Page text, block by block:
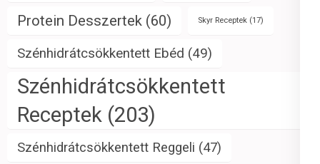
Protein Desszertek (60) Skyr Receptek (17)
Szénhidrátcsökkentett Ebéd (49)
Szénhidrátcsökkentett
Receptek (203)
Szénhidrátcsökkentett Reggeli (47)